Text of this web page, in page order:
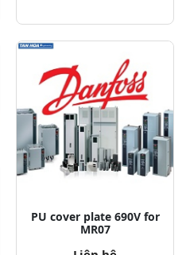
PU cover plate 690V for
MR07